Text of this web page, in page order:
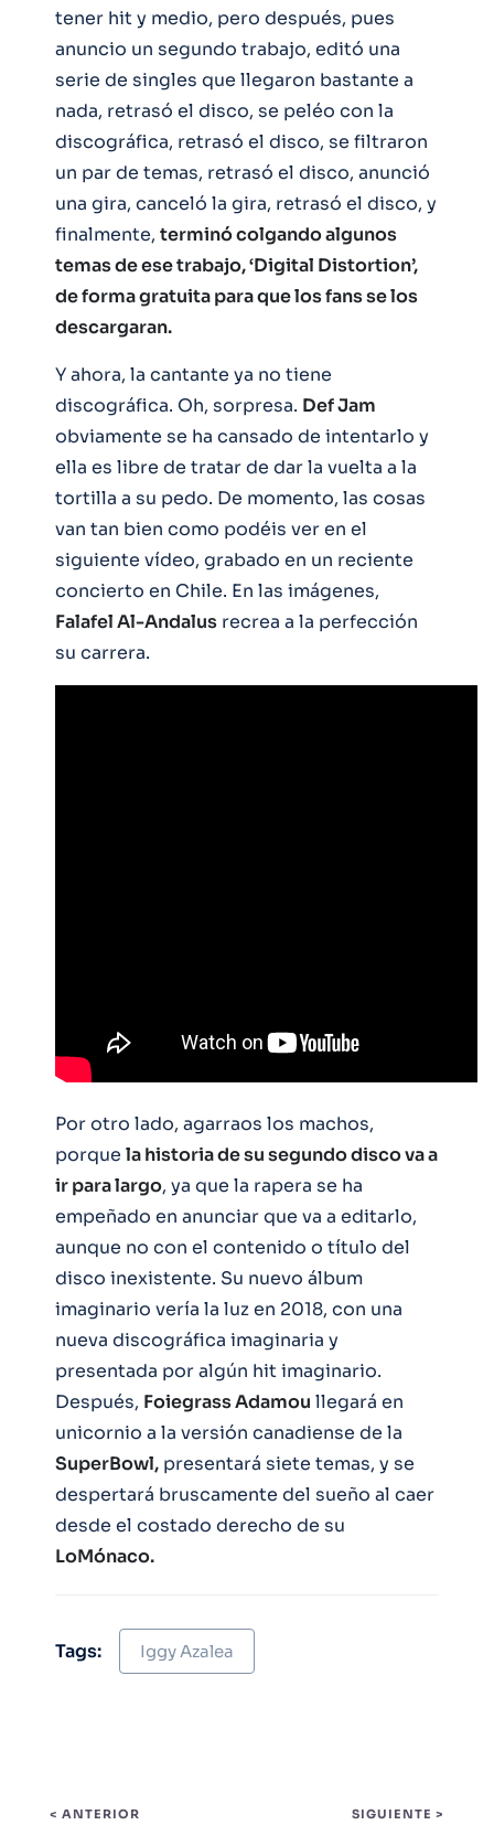
tener hit y medio, pero después, pues
anuncio un segundo trabajo, editó una
serie de singles que llegaron bastante a
nada, retrasó el disco, se peléo con la
discográfica, retrasó el disco, se filtraron
un par de temas, retrasó el disco, anunció
una gira, canceló la gira, retrasó el disco, y
finalmente, terminó colgando algunos
temas de ese trabajo, ‘Digital Distortion’,
de forma gratuita para que los fans se los
descargaran.
Y ahora, la cantante ya no tiene
discográfica. Oh, sorpresa. Def Jam
obviamente se ha cansado de intentarlo y
ella es libre de tratar de dar la vuelta a la
tortilla a su pedo. De momento, las cosas
van tan bien como podéis ver en el
siguiente vídeo, grabado en un reciente
concierto en Chile. En las imágenes,
Falafel Al-Andalus recrea a la perfección
su carrera.
Por otro lado, agarraos los machos,
porque la historia de su segundo disco va a
ir para largo, ya que la rapera se ha
empeñado en anunciar que va a editarlo,
aunque no con el contenido o título del
disco inexistente. Su nuevo álbum
imaginario vería la luz en 2018, con una
nueva discográfica imaginaria y
presentada por algún hit imaginario.
Después, Foiegrass Adamou llegará en
unicornio a la versión canadiense de la
SuperBowl, presentará siete temas, y se
despertará bruscamente del sueño al caer
desde el costado derecho de su
LoMónaco.
Tags: Iggy Azalea
< ANTERIOR SIGUIENTE >